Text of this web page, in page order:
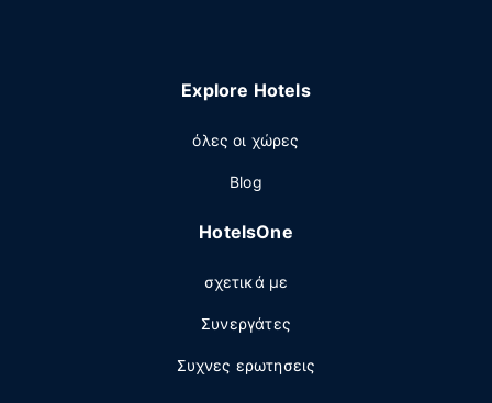
Explore Hotels
όλες οι χώρες
Blog
HotelsOne
σχετικά με
Συνεργάτες
Συχνες ερωτησεις